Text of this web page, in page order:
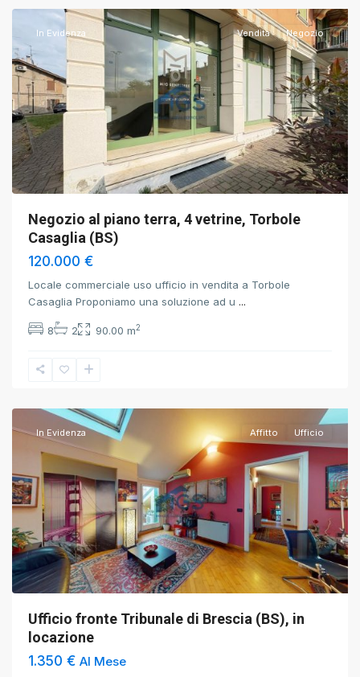
In Evidenza Vendita Negozio
Negozio al piano terra, 4 vetrine, Torbole
Casaglia (BS)
120.000 €
Locale commerciale uso ufficio in vendita a Torbole
Casaglia Proponiamo una soluzione ad u ...
8 2 90.00 m2
Brescia,
In Evidenza Affitto Ufficio
Ufficio fronte Tribunale di Brescia (BS), in
locazione
1.350 € Al Mese